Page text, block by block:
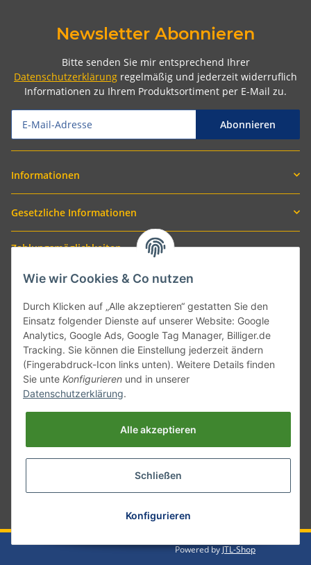
Newsletter Abonnieren
Bitte senden Sie mir entsprechend Ihrer
Datenschutzerklärung regelmäßig und jederzeit widerruflich
Informationen zu Ihrem Produktsortiment per E-Mail zu.
Abonnieren
Informationen
Gesetzliche Informationen
Zahlungsmöglichkeiten
Versand mit
* Alle Preise inkl. gesetzlicher USt., zzgl.Versand
Powered byJTL-Shop
Wie wir Cookies & Co nutzen
Durch Klicken auf „Alle akzeptieren“ gestatten Sie den
Einsatz folgender Dienste auf unserer Website: Google
Analytics, Google Ads, Google Tag Manager, Billiger.de
Tracking. Sie können die Einstellung jederzeit ändern
(Fingerabdruck-Icon links unten). Weitere Details finden
Sie unte Konfigurieren und in unserer
Datenschutzerklärung.
Alle akzeptieren
Schließen
Konfigurieren